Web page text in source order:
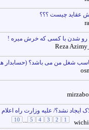
عقاید چیست ؟؟؟
رو شدن با کسی که خرش میره !
Reza
شغل من می باشد؟ (حسابدار ها
ایجاد نشد؟/ علیه وزارت راه
1
2
3
4
5
...
10